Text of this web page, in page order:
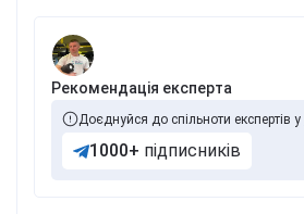
Рекомендація експерта
Доєднуйся до спільноти експертів у
1000+ підписників